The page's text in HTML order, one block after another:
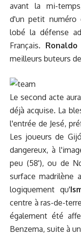
avant la mi-
d'un petit numéro
lobé la défense
Français.
meilleurs buteurs
Le second acte
déjà acquise. La
l'entrée de Jesé,
Les joueurs de
dangereux, à
peu (58'), ou de
surface madrilène
logiquement qu'
centre à ras-de-
également été
Benzema, suite à